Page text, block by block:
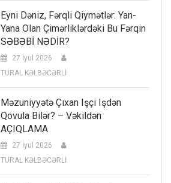
Eyni Dəniz, Fərqli Qiymətlər: Yan-
Yana Olan Çimərliklərdəki Bu Fərqin
SƏBƏBİ NƏDİR?
27 İyul 2026
TURAL KƏLBƏCƏRLİ
Məzuniyyətə Çıxan Işçi Işdən
Qovula Bilər? – Vəkildən
AÇIQLAMA
27 İyul 2026
TURAL KƏLBƏCƏRLİ